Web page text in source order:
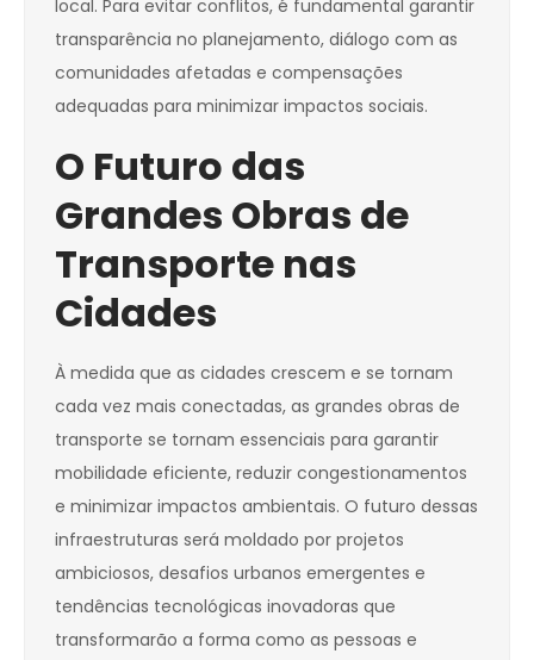
local. Para evitar conflitos, é fundamental garantir
transparência no planejamento, diálogo com as
comunidades afetadas e compensações
adequadas para minimizar impactos sociais.
O Futuro das
Grandes Obras de
Transporte nas
Cidades
À medida que as cidades crescem e se tornam
cada vez mais conectadas, as grandes obras de
transporte se tornam essenciais para garantir
mobilidade eficiente, reduzir congestionamentos
e minimizar impactos ambientais. O futuro dessas
infraestruturas será moldado por projetos
ambiciosos, desafios urbanos emergentes e
tendências tecnológicas inovadoras que
transformarão a forma como as pessoas e